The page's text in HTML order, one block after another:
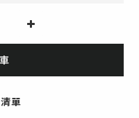
單